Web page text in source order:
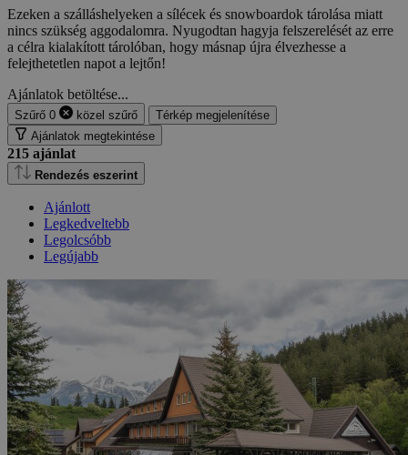
Ezeken a szálláshelyeken a sílécek és snowboardok tárolása miatt
nincs szükség aggodalomra. Nyugodtan hagyja felszerelését az erre
a célra kialakított tárolóban, hogy másnap újra élvezhesse a
felejthetetlen napot a lejtőn!
Ajánlatok betöltése...
Szűrő 0 közel szűrő
Térkép megjelenítése
Ajánlatok megtekintése
215 ajánlat
Rendezés eszerint
Ajánlott
Legkedveltebb
Legolcsóbb
Legújabb